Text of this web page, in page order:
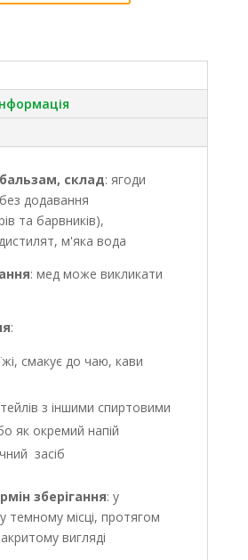
склад: ягоди
додавання
та барвників),
м'яка вода
: мед може викликати
:
смакує до чаю, кави
з іншими спиртовими
як окремий напій
засіб
зберігання: у
темному місці, протягом
вигляді